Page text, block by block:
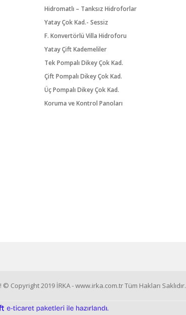
Hidromatlı – Tanksız Hidroforlar
Yatay Çok Kad.- Sessiz
F. Konvertörlü Villa Hidroforu
Yatay Çift Kademeliler
Tek Pompalı Dikey Çok Kad.
Çift Pompalı Dikey Çok Kad.
Üç Pompalı Dikey Çok Kad.
Koruma ve Kontrol Panoları
2019 İRKA - www.irka.com.tr Tüm Hakları Saklıdır.
ideasoft
e-